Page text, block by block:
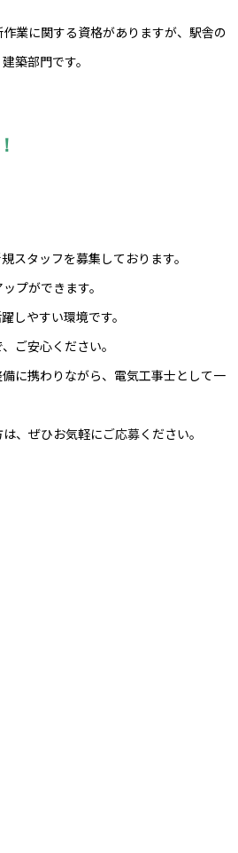
業に関する資格がありますが、駅舎の
築部門です。
スタッフを募集しております。
プができます。
しやすい環境です。
ご安心ください。
に携わりながら、電気工事士として一
、ぜひお気軽にご応募ください。